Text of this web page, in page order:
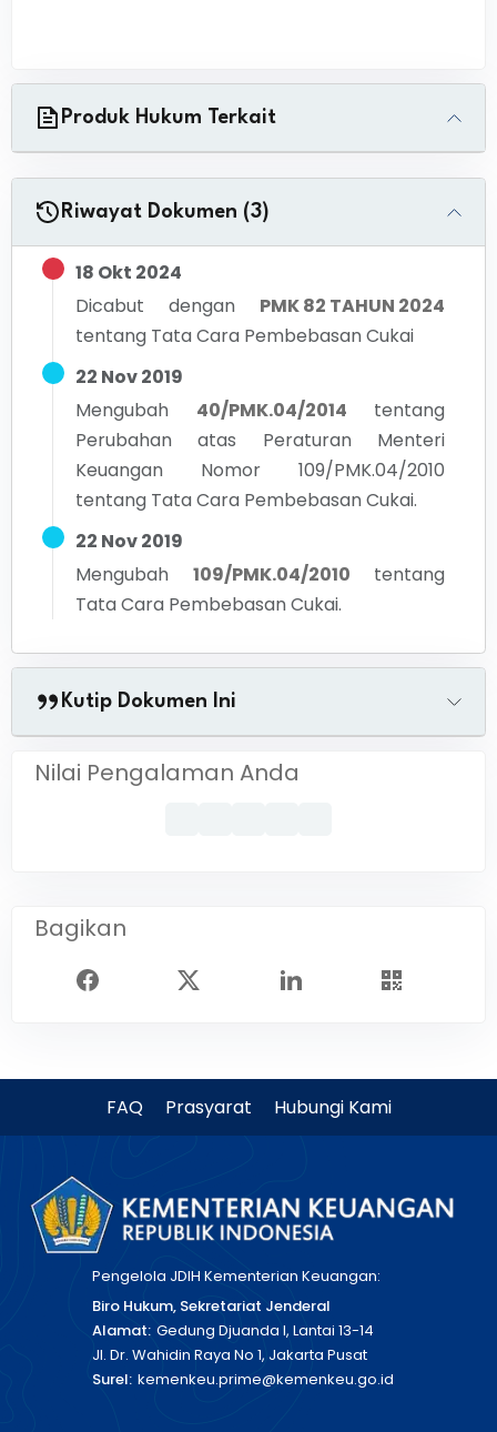
Produk Hukum Terkait
Riwayat Dokumen (3)
18 Okt 2024
Dicabut dengan
PMK 82 TAHUN 2024
tentang Tata Cara Pembebasan Cukai
22 Nov 2019
Mengubah
40/PMK.04/2014
tentang
Perubahan atas Peraturan Menteri
Keuangan Nomor 109/PMK.04/2010
tentang Tata Cara Pembebasan Cukai.
22 Nov 2019
Mengubah
109/PMK.04/2010
tentang
Tata Cara Pembebasan Cukai.
Kutip Dokumen Ini
Nilai Pengalaman Anda
Bagikan
FAQ Prasyarat Hubungi Kami
Pengelola JDIH Kementerian Keuangan:
Biro Hukum, Sekretariat Jenderal
Alamat: Gedung Djuanda I, Lantai 13-14
Jl. Dr. Wahidin Raya No 1, Jakarta Pusat
Surel: kemenkeu.prime@kemenkeu.go.id